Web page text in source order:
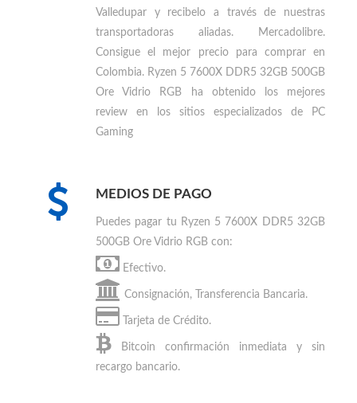
Valledupar y recibelo a través de nuestras
transportadoras aliadas. Mercadolibre.
Consigue el mejor precio para comprar en
Colombia. Ryzen 5 7600X DDR5 32GB 500GB
Ore Vidrio RGB ha obtenido los mejores
review en los sitios especializados de PC
Gaming
MEDIOS DE PAGO
Puedes pagar tu Ryzen 5 7600X DDR5 32GB
500GB Ore Vidrio RGB con:
Efectivo.
Consignación, Transferencia Bancaria.
Tarjeta de Crédito.
Bitcoin confirmación inmediata y sin
recargo bancario.